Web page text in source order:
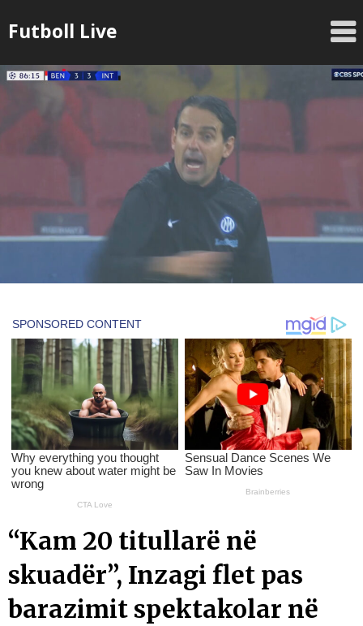
toFutboll Live
“Kam 20 titullarë në
skuadër”, Inzagi flet pas
barazimit spektakolar në